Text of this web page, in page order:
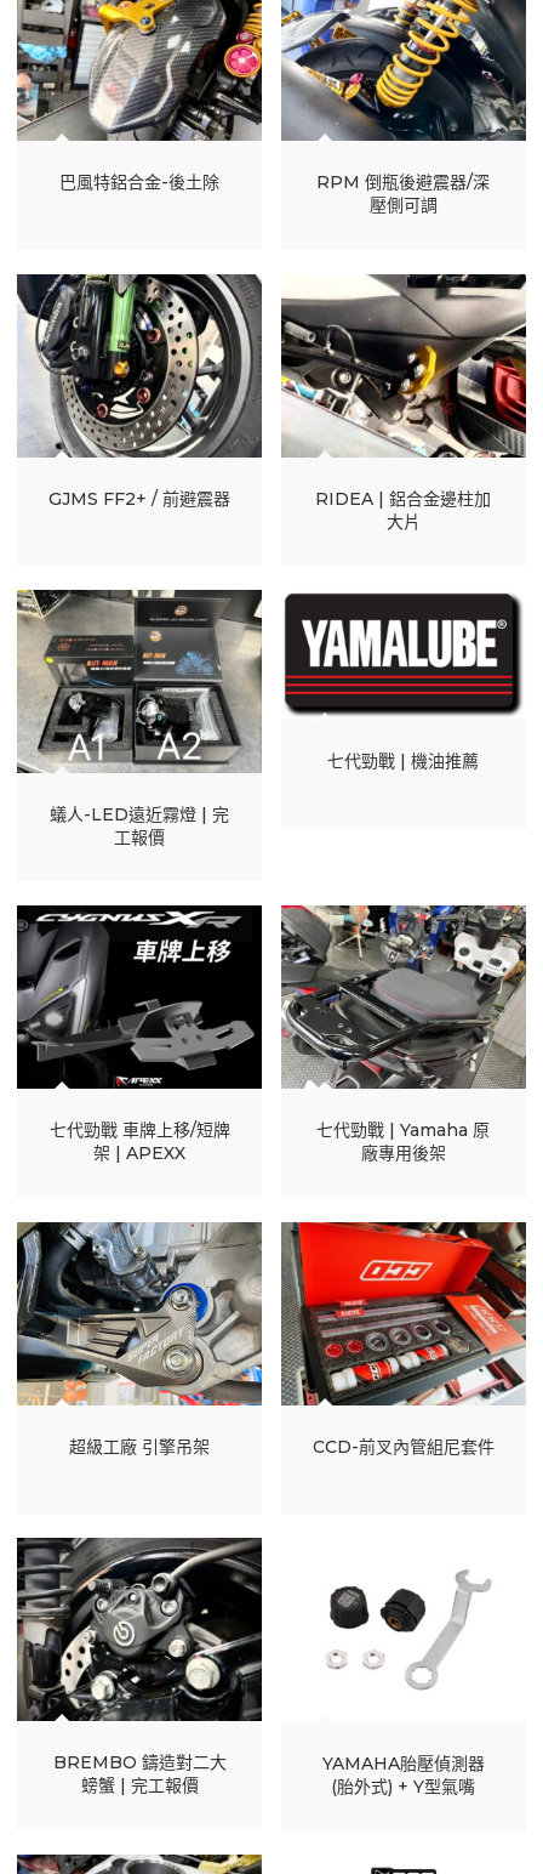
巴風特鋁合金-後土除
RPM 倒瓶後避震器/深
壓側可調
GJMS FF2+ / 前避震器
RIDEA | 鋁合金邊柱加
大片
蟻人-LED遠近霧燈 | 完
工報價
七代勁戰 | 機油推薦
七代勁戰 車牌上移/短牌
架 | APEXX
七代勁戰 | Yamaha 原
廠專用後架
超級工廠 引擎吊架 CCD-前叉內管組尼套件
BREMBO 鑄造對二大
螃蟹 | 完工報價
YAMAHA胎壓偵測器
(胎外式) + Y型氣嘴